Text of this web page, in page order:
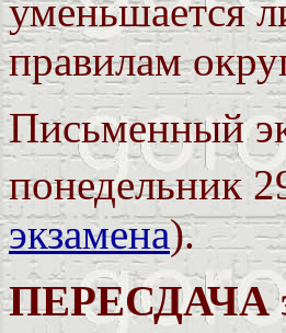
уменьшается
правилам
Письменный
понедельник
экзамена).
ПЕРЕСДАЧА